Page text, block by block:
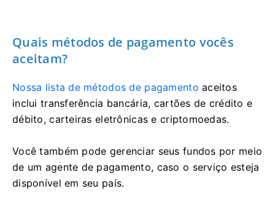
Quais métodos de pagamento vocês
aceitam?
Nossa lista de métodos de pagamento aceitos
inclui transferência bancária, cartões de crédito e
débito, carteiras eletrônicas e criptomoedas.
Você também pode gerenciar seus fundos por meio
de um agente de pagamento, caso o serviço esteja
disponível em seu país.